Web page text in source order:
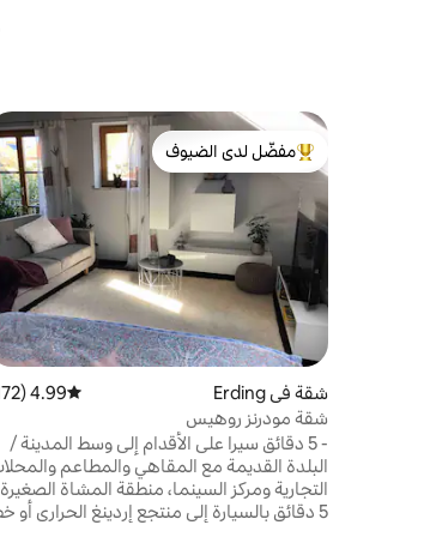
من أبرز البيوت المفضّلة لدى الضيوف
مفضّل لدى الضيوف
شقة في Erding متوسط التقييم 4.99 من 5، 172
4.99 (172)
شقة مودرنز روهيس
- 5 دقائق سيرا على الأقدام إلى وسط المدينة /
البلدة القديمة مع المقاهي والمطاعم
5 دقائق بالسيارة إلى منتجع إردينغ الحراري أو